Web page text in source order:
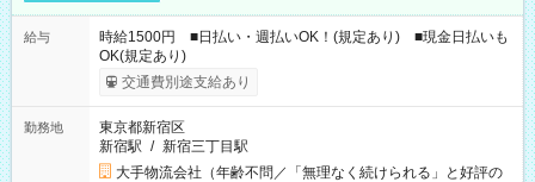
給与
時給1500円 ■日払い・週払いOK！(規定あり) ■現金日払いも
OK(規定あり)
交通費別途支給あり
勤務地
東京都新宿区
新宿駅 / 新宿三丁目駅
大手物流会社（年齢不問／「無理なく続けられる」と好評の